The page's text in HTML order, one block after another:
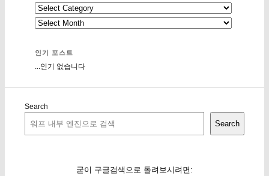
인기 포스트
...인기 없습니다
Search
Search
굳이 구글검색으로 돌려보시려면: